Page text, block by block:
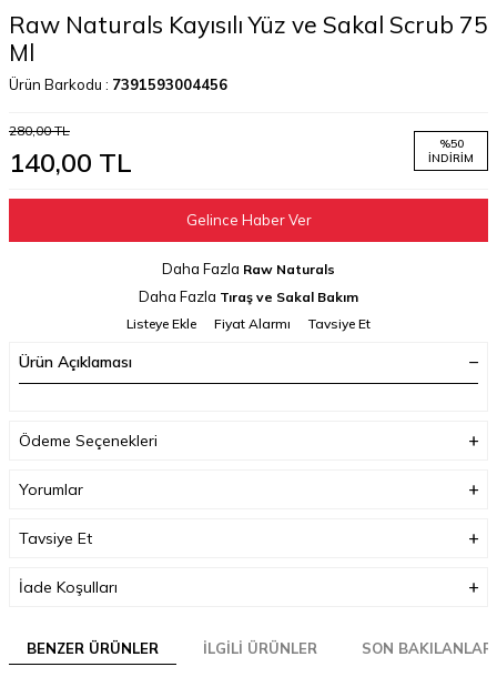
Raw Naturals Kayısılı Yüz ve Sakal Scrub 75
Ml
Ürün Barkodu : 7391593004456
280,00TL
140,00 TL
%50
İNDIRIM
Gelince Haber Ver
Daha Fazla Raw Naturals
Daha Fazla Tıraş ve Sakal Bakım
Listeye Ekle
Fiyat Alarmı Tavsiye Et
Ürün Açıklaması
Ödeme Seçenekleri
Yorumlar
Tavsiye Et
İade Koşulları
BENZER ÜRÜNLER İLGILI ÜRÜNLER SON BAKILANLAR